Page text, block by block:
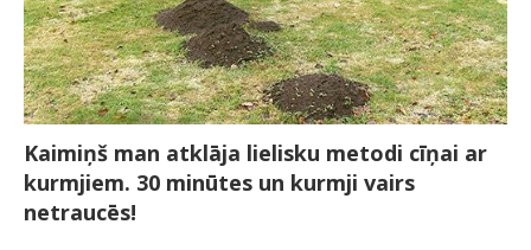
Kaimiņš man atklāja lielisku metodi cīņai ar
kurmjiem. 30 minūtes un kurmji vairs
netraucēs!